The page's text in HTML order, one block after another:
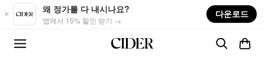
Skip to main content
왜 정가를 다 내시나요?
앱에서 15% 할인 받기 →
다운로드